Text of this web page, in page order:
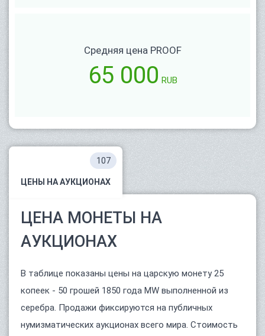
Средняя цена PROOF
65 000 RUB
ЦЕНЫ НА АУКЦИОНАХ
107
ЦЕНА МОНЕТЫ НА
АУКЦИОНАХ
В таблице показаны цены на царскую монету 25
копеек - 50 грошей 1850 года MW выполненной из
серебра. Продажи фиксируются на публичных
нумизматических аукционах всего мира. Стоимость